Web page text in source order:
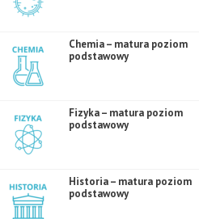
Chemia – matura poziom
podstawowy
Fizyka – matura poziom
podstawowy
Historia – matura poziom
podstawowy